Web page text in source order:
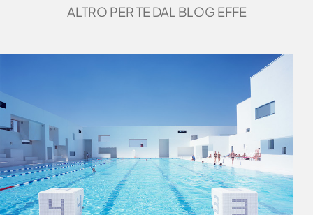
ALTRO PER TE DAL BLOG EFFE